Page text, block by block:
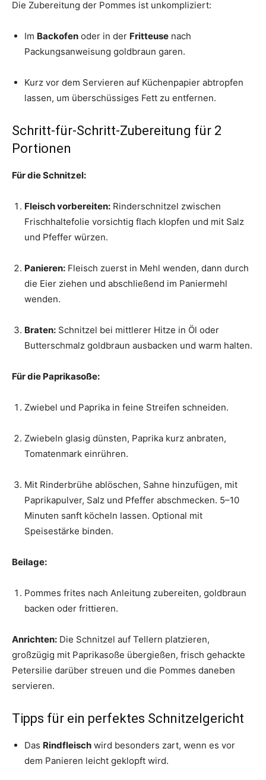
Die Zubereitung der Pommes ist unkompliziert:
Im Backofen oder in der Fritteuse nach
Packungsanweisung goldbraun garen.
Kurz vor dem Servieren auf Küchenpapier abtropfen
lassen, um überschüssiges Fett zu entfernen.
Schritt-für-Schritt-Zubereitung für 2
Portionen
Für die Schnitzel:
Fleisch vorbereiten: Rinderschnitzel zwischen
Frischhaltefolie vorsichtig flach klopfen und mit Salz
und Pfeffer würzen.
Panieren: Fleisch zuerst in Mehl wenden, dann durch
die Eier ziehen und abschließend im Paniermehl
wenden.
Braten: Schnitzel bei mittlerer Hitze in Öl oder
Butterschmalz goldbraun ausbacken und warm halten.
Für die Paprikasoße:
Zwiebel und Paprika in feine Streifen schneiden.
Zwiebeln glasig dünsten, Paprika kurz anbraten,
Tomatenmark einrühren.
Mit Rinderbrühe ablöschen, Sahne hinzufügen, mit
Paprikapulver, Salz und Pfeffer abschmecken. 5–10
Minuten sanft köcheln lassen. Optional mit
Speisestärke binden.
Beilage:
Pommes frites nach Anleitung zubereiten, goldbraun
backen oder frittieren.
Anrichten: Die Schnitzel auf Tellern platzieren,
großzügig mit Paprikasoße übergießen, frisch gehackte
Petersilie darüber streuen und die Pommes daneben
servieren.
Tipps für ein perfektes Schnitzelgericht
Das Rindfleisch wird besonders zart, wenn es vor
dem Panieren leicht geklopft wird.